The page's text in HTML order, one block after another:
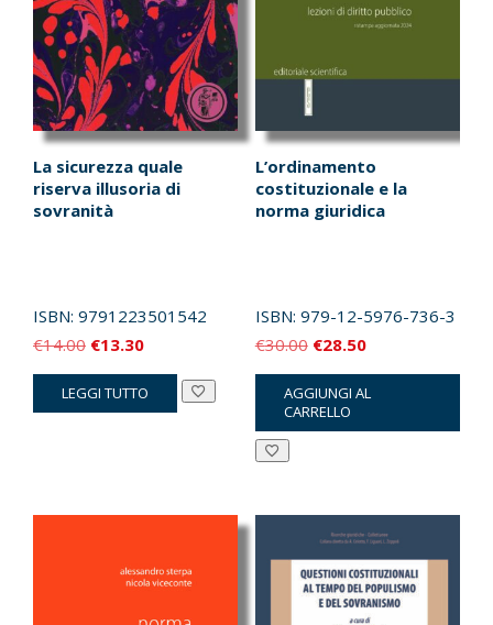
La sicurezza quale
riserva illusoria di
sovranità
ISBN: 9791223501542
€14.00 Il
prezzo
originale
€13.30Il
prezzo
attuale
LEGGI TUTTO
L’ordinamento
costituzionale e la
norma giuridica
ISBN: 979-12-5976-736-3
€30.00 Il
prezzo
originale
era:
€28.50Il
prezzo
attuale
è:
AGGIUNGI AL
CARRELLO